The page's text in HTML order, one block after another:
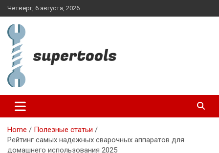
Skip
to
content
Четверг, 6 августа, 2026
supertools.com.ua
Home
Полезные статьи
Рейтинг самых надежных сварочных аппаратов для
домашнего использования 2025